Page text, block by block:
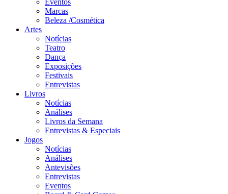
Marcas
Beleza /Cosmética
Artes
Notícias
Teatro
Dança
Exposições
Festivais
Entrevistas
Livros
Notícias
Análises
Livros da Semana
Entrevistas & Especiais
Jogos
Notícias
Análises
Antevisões
Entrevistas
Eventos